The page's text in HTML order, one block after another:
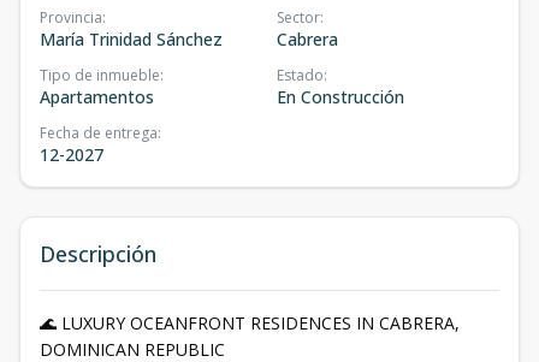
Provincia:
María Trinidad Sánchez
Sector:
Cabrera
Tipo de inmueble:
Apartamentos
Estado:
En Construcción
Fecha de entrega:
12-2027
Descripción
🌊 LUXURY OCEANFRONT RESIDENCES IN CABRERA,
DOMINICAN REPUBLIC